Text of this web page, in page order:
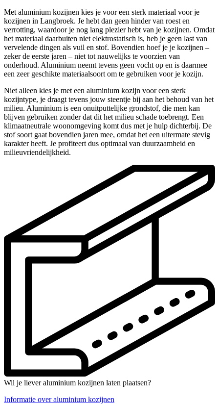
Met aluminium kozijnen kies je voor een sterk materiaal voor je
kozijnen in Langbroek. Je hebt dan geen hinder van roest en
verrotting, waardoor je nog lang plezier hebt van je kozijnen. Omdat
het materiaal daarbuiten niet elektrostatisch is, heb je geen last van
vervelende dingen als vuil en stof. Bovendien hoef je je kozijnen –
zeker de eerste jaren – niet tot nauwelijks te voorzien van
onderhoud. Aluminium neemt tevens geen vocht op en is daarmee
een zeer geschikte materiaalsoort om te gebruiken voor je kozijn.
Niet alleen kies je met een aluminium kozijn voor een sterk
kozijntype, je draagt tevens jouw steentje bij aan het behoud van het
milieu. Aluminium is een onuitputtelijke grondstof, die men kan
blijven gebruiken zonder dat dit het milieu schade toebrengt. Een
klimaatneutrale woonomgeving komt dus met je hulp dichterbij. De
stof soort gaat bovendien jaren mee, omdat het een uitermate stevig
karakter heeft. Je profiteert dus optimaal van duurzaamheid en
milieuvriendelijkheid.
Wil je liever aluminium kozijnen laten plaatsen?
Informatie over aluminium kozijnen